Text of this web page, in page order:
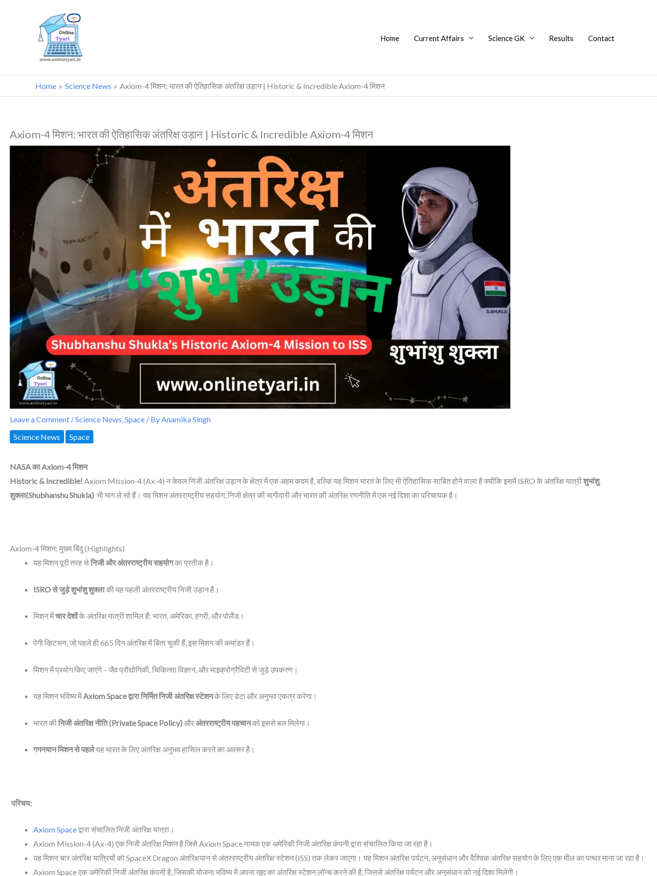
Home Current Affairs Science GK Results Contact
Home Science News Axiom-4 मिशन: भारत की ऐतिहासिक अंतरिक्ष उड़ान | Historic & Incredible Axiom-4 मिशन
Axiom-4 मिशन: भारत की ऐतिहासिक अंतरिक्ष उड़ान | Historic & Incredible Axiom-4 मिशन
Leave a Comment /Science News,Space / ByAnamika Singh
Science News
Space
NASAकाAxiom-4मिशन
Historic & Incredible!Axiom Mission-4 (Ax-4) न केवल निजी अंतरिक्ष उड़ान के क्षेत्र में एक अहम कदम है, बल्कि यह मिशन भारत के लिए भी ऐतिहासिक साबित होने वाला है क्योंकि इसमें ISRO के अंतरिक्ष यात्रीशुभांशु
शुक्ला(Shubhanshu Shukla) भी भाग ले रहे हैं। यह मिशन अंतरराष्ट्रीय सहयोग, निजी क्षेत्र की भागीदारी और भारत की अंतरिक्ष रणनीति में एक नई दिशा का परिचायक है।
Axiom-4 मिशन: मुख्य बिंदु (Highlights)
यह मिशन पूरी तरह सेनिजी और अंतरराष्ट्रीय सहयोगका प्रतीक है।
ISRO से जुड़े शुभांशु शुक्लाकी यह पहली अंतरराष्ट्रीय निजी उड़ान है।
मिशन मेंचार देशोंके अंतरिक्ष यात्री शामिल हैं: भारत, अमेरिका, हंगरी, और पोलैंड।
पेगी व्हिटसन, जो पहले ही 665 दिन अंतरिक्ष में बिता चुकी हैं, इस मिशन की कमांडर हैं।
मिशन में प्रयोग किए जाएंगे – जैव प्रौद्योगिकी, चिकित्सा विज्ञान, और माइक्रोग्रैविटी से जुड़े उपकरण।
यह मिशन भविष्य मेंAxiom Space द्वारा निर्मित निजी अंतरिक्ष स्टेशनके लिए डेटा और अनुभव एकत्र करेगा।
भारत कीनिजी अंतरिक्ष नीति (Private Space Policy)औरअंतरराष्ट्रीय पहचानको इससे बल मिलेगा।
गगनयान मिशन से पहलेयह भारत के लिए अंतरिक्ष अनुभव हासिल करने का अवसर है।
परिचय:
Axiom Spaceद्वारा संचालित निजी अंतरिक्ष यात्रा।
Axiom Mission-4 (Ax-4) एक निजी अंतरिक्ष मिशन है जिसे Axiom Space नामक एक अमेरिकी निजी अंतरिक्ष कंपनी द्वारा संचालित किया जा रहा है।
यह मिशन चार अंतरिक्ष यात्रियों को SpaceX Dragon अंतरिक्षयान से अंतरराष्ट्रीय अंतरिक्ष स्टेशन (ISS) तक लेकर जाएगा। यह मिशन अंतरिक्ष पर्यटन, अनुसंधान और वैश्विक अंतरिक्ष सहयोग के लिए एक मील का पत्थर माना जा रहा है।
Axiom Space एक अमेरिकी निजी अंतरिक्ष कंपनी है, जिसकी योजना भविष्य में अपना खुद का अंतरिक्ष स्टेशन लॉन्च करने की है, जिससे अंतरिक्ष पर्यटन और अनुसंधान को नई दिशा मिलेगी।